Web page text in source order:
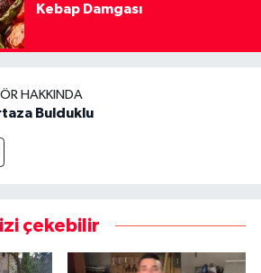
Kebap Damgası
HAKKINDA
Bulduklu
çekebilir